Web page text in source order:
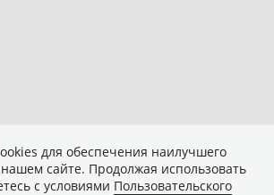
для обеспечения наилучшего
сайте. Продолжая использовать
с условиями Пользовательского